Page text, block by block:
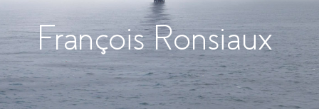
François Ronsiaux